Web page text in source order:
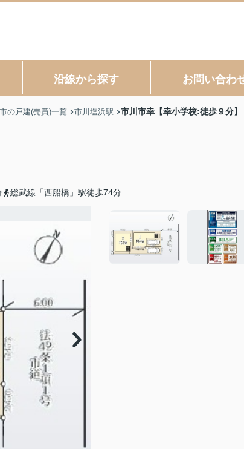
沿線から探す お問い合わ
の戸建(売買)一覧 市川塩浜駅 市川市幸【幸小学校:徒歩９分】
総武線「西船橋」駅徒歩74分